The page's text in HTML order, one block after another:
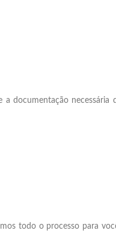
documentação necessária
todo o processo para